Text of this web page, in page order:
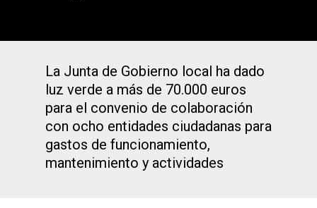
La Junta de Gobierno local ha dado
luz verde a más de 70.000 euros
para el convenio de colaboración
con ocho entidades ciudadanas para
gastos de funcionamiento,
mantenimiento y actividades